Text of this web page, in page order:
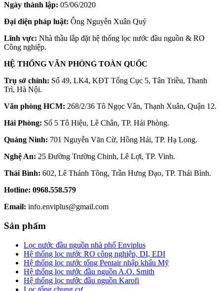
Ngày thành lập: 05/06/2020
Đại diện pháp luật: Ông Nguyễn Xuân Quý
Lĩnh vực: Nhà thầu lắp đặt hệ thống lọc nước đầu nguồn & RO
Công nghiệp.
HỆ THỐNG VĂN PHÒNG TOÀN QUỐC
Trụ sở chính: Số 49, LK4, KĐT Tổng Cục 5, Tân Triều, Thanh
Trì, Hà Nội.
Văn phòng HCM: 268/2/36 Tô Ngọc Vân, Thạnh Xuân, Quận 12.
Hải Phòng: Số 5 Tô Hiệu, Lê Chân, TP. Hải Phòng.
Quảng Ninh: 701 Nguyễn Văn Cừ, Hồng Hải, TP. Hạ Long.
Nghệ An: 25 Đường Trường Chinh, Lê Lợi, TP. Vinh.
Thái Bình: 602, Lê Thánh Tông, Trần Hưng Đạo, TP. Thái Bình.
Hotline: 0968.558.579
Email: info.enviplus@gmail.com
Sản phẩm
Lọc nước đầu nguồn nhà phố Enviplus
Hệ thống lọc nước RO công nghiệp, DI, EDI
Hệ thống lọc nước tổng Pentair nhập khẩu Mỹ
Hệ thống lọc nước đầu nguồn A.O. Smith
Hệ thống lọc nước đầu nguồn Karofi
Lọc tổng chung cư